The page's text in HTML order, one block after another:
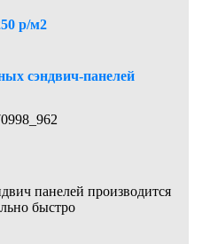
р/м2
сэндвич-панелей
панелей производится
быстро